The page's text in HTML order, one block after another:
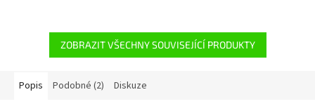
ZOBRAZIT VŠECHNY SOUVISEJÍCÍ PRODUKTY
Popis Podobné (2) Diskuze